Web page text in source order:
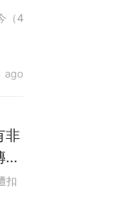
ago
（4
非
扣